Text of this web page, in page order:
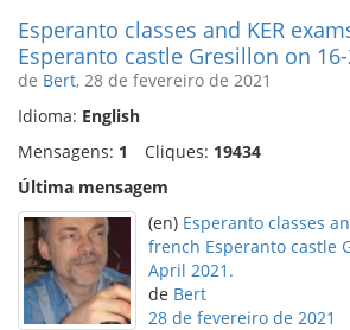
Esperanto classes and KER
Esperanto castle Gresillon on
de Bert, 28 de fevereiro de 2021
Idioma: English
Mensagens: 1 Cliques: 19434
Última mensagem
(en) Esperanto classes
french Esperanto castle
April 2021.
de Bert
28 de fevereiro de 2021